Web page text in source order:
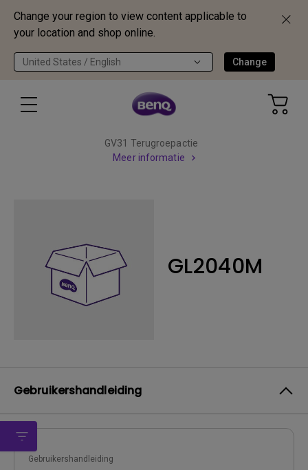
Change your region to view content applicable to
your location and shop online.
United States / English Change
GV31 Terugroepactie
Meer informatie
GL2040M
Gebruikershandleiding
Gebruikershandleiding